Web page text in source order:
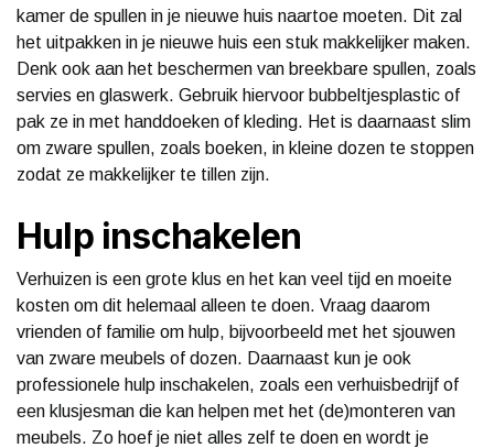
kamer de spullen in je nieuwe huis naartoe moeten. Dit zal
het uitpakken in je nieuwe huis een stuk makkelijker maken.
Denk ook aan het beschermen van breekbare spullen, zoals
servies en glaswerk. Gebruik hiervoor bubbeltjesplastic of
pak ze in met handdoeken of kleding. Het is daarnaast slim
om zware spullen, zoals boeken, in kleine dozen te stoppen
zodat ze makkelijker te tillen zijn.
Hulp inschakelen
Verhuizen is een grote klus en het kan veel tijd en moeite
kosten om dit helemaal alleen te doen. Vraag daarom
vrienden of familie om hulp, bijvoorbeeld met het sjouwen
van zware meubels of dozen. Daarnaast kun je ook
professionele hulp inschakelen, zoals een verhuisbedrijf of
een klusjesman die kan helpen met het (de)monteren van
meubels. Zo hoef je niet alles zelf te doen en wordt je